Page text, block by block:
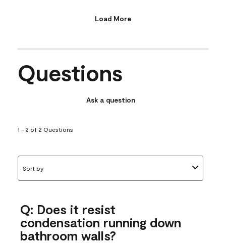
Load More
Questions
Ask a question
1 - 2 of 2 Questions
Sort by
Q: Does it resist
condensation running down
bathroom walls?